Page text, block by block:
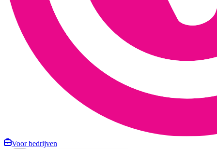
Voor bedrijven